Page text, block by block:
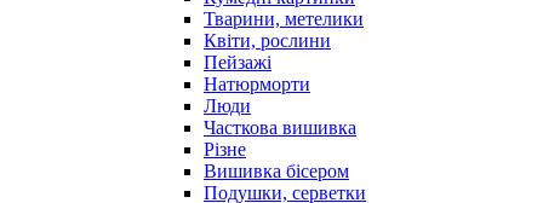
Тварини, метелики
Квіти, рослини
Пейзажі
Натюрморти
Люди
Часткова вишивка
Різне
Вишивка бісером
Подушки, серветки